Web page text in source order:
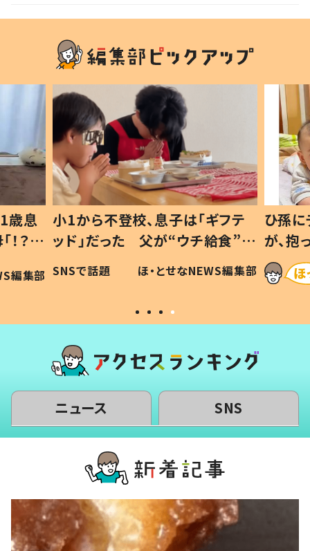
歳息
？」
編集部
小1から不登校、息子は「ギフテ
ッド」だった 父が“ウチ給食”を
作り続ける理由とは #令和の親
#令和の子
SNSで話題 ほ・とせなNEWS編集部
ひ孫
が、
「涙が
い」
ニュース SNS